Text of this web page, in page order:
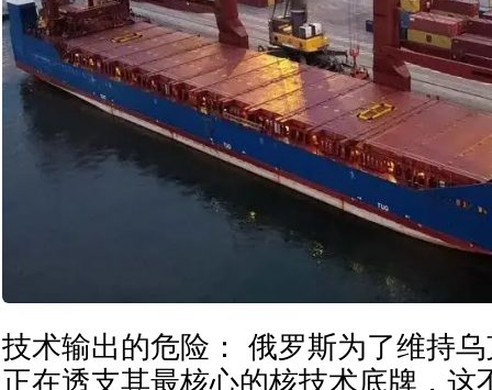
技术输出的危险： 俄罗斯为了维持
正在透支其最核心的核技术底牌，这